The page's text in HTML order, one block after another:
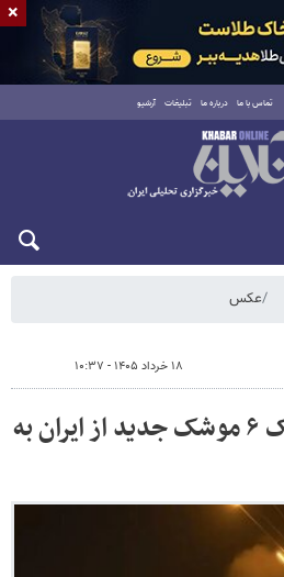
تماس با ما درباره ما تبلیغات آرشیو
عکس
۱۸ خرداد ۱۴۰۵ - ۱۰:۳۷
تصاویر | فوری؛ شلیک ۶ موشک جدید از ایران به
×